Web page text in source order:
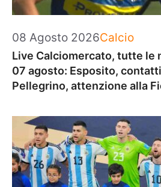
08 Agosto 2026Categorie
Calcio
Live Calciomercato, tutte le
07 agosto: Esposito,
Pellegrino, attenzione alla